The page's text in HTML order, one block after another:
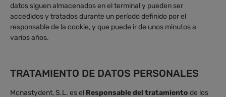
datos siguen almacenados en el terminal y pueden ser
accedidos y tratados durante un período definido por el
responsable de la cookie, y que puede ir de unos minutos a
varios años.
TRATAMIENTO DE DATOS PERSONALES
Mcnastydent, S.L. es el Responsable del tratamiento de los